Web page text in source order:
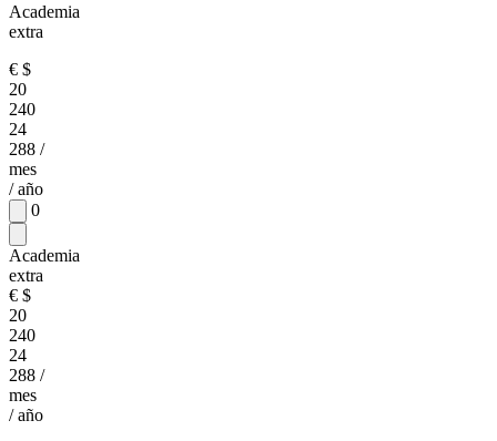
Academia
extra
€ $
20
240
24
288 /
mes
/ año
0
Academia
extra
€ $
20
240
24
288 /
mes
/ año